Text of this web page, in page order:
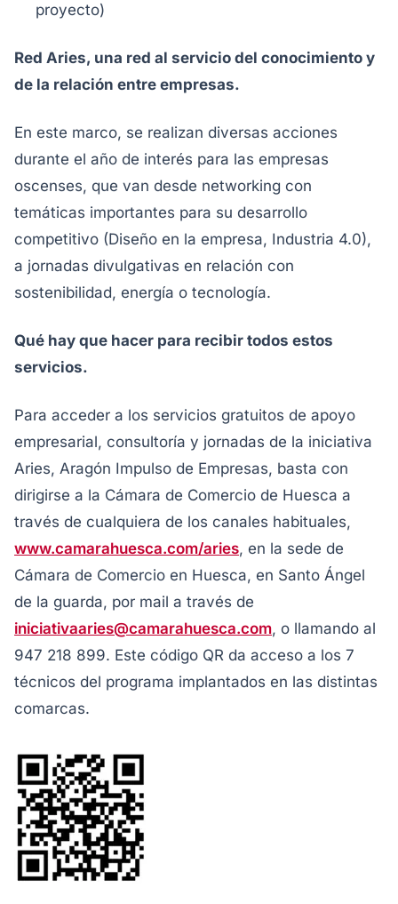
proyecto)
Red Aries, una red al servicio del conocimiento y
de la relación entre empresas.
En este marco, se realizan diversas acciones
durante el año de interés para las empresas
oscenses, que van desde networking con
temáticas importantes para su desarrollo
competitivo (Diseño en la empresa, Industria 4.0),
a jornadas divulgativas en relación con
sostenibilidad, energía o tecnología.
Qué hay que hacer para recibir todos estos
servicios.
Para acceder a los servicios gratuitos de apoyo
empresarial, consultoría y jornadas de la iniciativa
Aries, Aragón Impulso de Empresas, basta con
dirigirse a la Cámara de Comercio de Huesca a
través de cualquiera de los canales habituales,
www.camarahuesca.com/aries, en la sede de
Cámara de Comercio en Huesca, en Santo Ángel
de la guarda, por mail a través de
iniciativaaries@camarahuesca.com, o llamando al
947 218 899. Este código QR da acceso a los 7
técnicos del programa implantados en las distintas
comarcas.